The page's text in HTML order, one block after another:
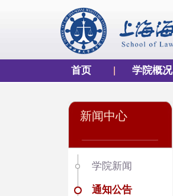
首页 学院概况
新闻中心
学院新闻
通知公告